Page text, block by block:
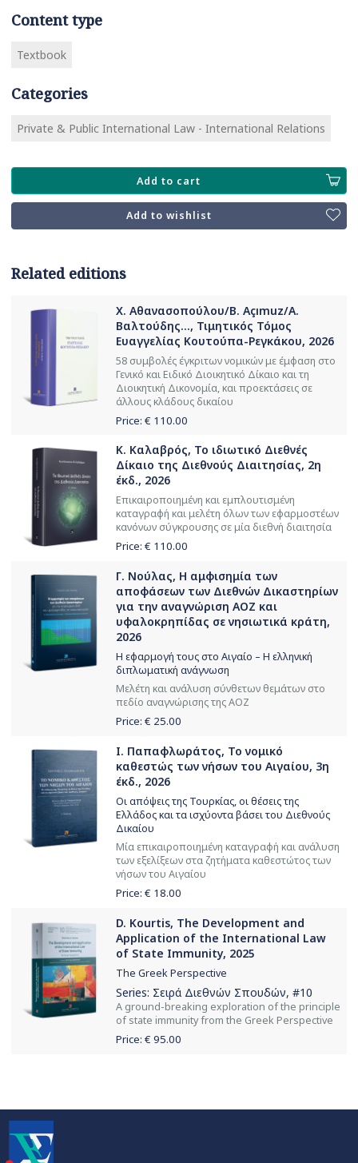
Content type
Textbook
Categories
Private & Public International Law - International Relations
Add to cart
Add to wishlist
Related editions
Χ. Αθανασοπούλου/B. Açımuz/Α.
Βαλτούδης..., Τιμητικός Τόμος
Ευαγγελίας Κουτούπα-Ρεγκάκου, 2026
58 συμβολές έγκριτων νομικών με έμφαση στο
Γενικό και Ειδικό Διοικητικό Δίκαιο και τη
Διοικητική Δικονομία, και προεκτάσεις σε
άλλους κλάδους δικαίου
Price: € 110.00
Κ. Καλαβρός, Το ιδιωτικό Διεθνές
Δίκαιο της Διεθνούς Διαιτησίας, 2η
έκδ., 2026
Επικαιροποιημένη και εμπλουτισμένη
καταγραφή και μελέτη όλων των εφαρμοστέων
κανόνων σύγκρουσης σε μία διεθνή διαιτησία
Price: € 110.00
Γ. Νούλας, Η αμφισημία των
αποφάσεων των Διεθνών Δικαστηρίων
για την αναγνώριση ΑΟΖ και
υφαλοκρηπίδας σε νησιωτικά κράτη,
2026
Η εφαρμογή τους στο Αιγαίο – Η ελληνική
διπλωματική ανάγνωση
Μελέτη και ανάλυση σύνθετων θεμάτων στο
πεδίο αναγνώρισης της ΑΟΖ
Price: € 25.00
Ι. Παπαφλωράτος, Το νομικό
καθεστώς των νήσων του Αιγαίου, 3η
έκδ., 2026
Οι απόψεις της Τουρκίας, οι θέσεις της
Ελλάδος και τα ισχύοντα βάσει του Διεθνούς
Δικαίου
Μία επικαιροποιημένη καταγραφή και ανάλυση
των εξελίξεων στα ζητήματα καθεστώτος των
νήσων του Αιγαίου
Price: € 18.00
D. Kourtis, The Development and
Application of the International Law
of State Immunity, 2025
The Greek Perspective
Series: Σειρά Διεθνών Σπουδών, #10
Α ground-breaking exploration of the principle
of state immunity from the Greek Perspective
Price: € 95.00